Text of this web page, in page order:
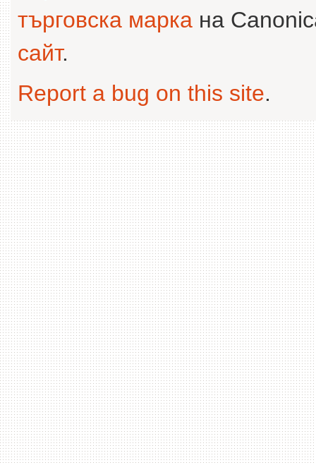
търговска марка на
сайт.
Report a bug on this site.